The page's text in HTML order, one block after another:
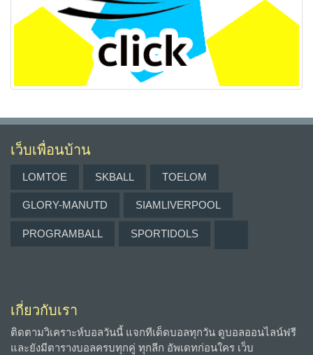
เว็บเพื่อนบ้าน
LOMTOE SKBALL TOELOM
GLORY-MANUTD SIAMLIVERPOOL
PROGRAMBALL SPORTIDOLS
เกี่ยวกับเรา
ติดตามวิเคราะห์บอลวันนี้ แจกทีเด็ดบอลทุกวัน ดูบอลออนไลน์ฟรี
และยังมีตารางบอลครบทุกคู่ ทุกลีก อัพเดทก่อนใคร เว็บ